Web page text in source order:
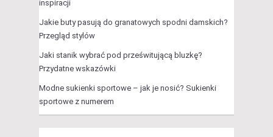
inspiracji
Jakie buty pasują do granatowych spodni damskich?
Przegląd stylów
Jaki stanik wybrać pod prześwitującą bluzkę?
Przydatne wskazówki
Modne sukienki sportowe – jak je nosić? Sukienki
sportowe z numerem